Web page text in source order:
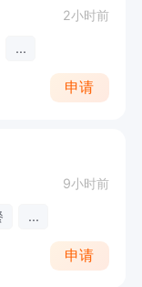
2小时前
...
申请
9小时前
...
申请